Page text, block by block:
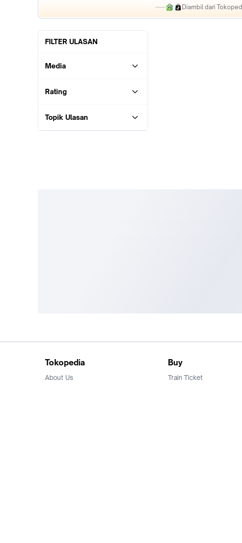
Diambil dari
FILTER ULASAN
Media
Rating
Topik Ulasan
Tokopedia
About Us
Buy
Train Ticket